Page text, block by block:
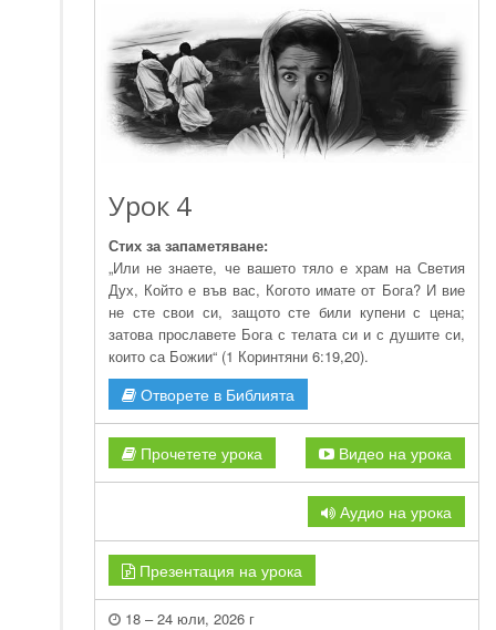
Урок 4
Стих за запаметяване:
„Или не знаете, че вашето тяло е храм на Светия
Дух, Който е във вас, Когото имате от Бога? И вие
не сте свои си, защото сте били купени с цена;
затова прославете Бога с телата си и с душите си,
които са Божии“ (1 Коринтяни 6:19,20).
Отворете в Библията
Прочетете урока Видео на урока
Аудио на урока
Презентация на урока
18 – 24 юли, 2026 г